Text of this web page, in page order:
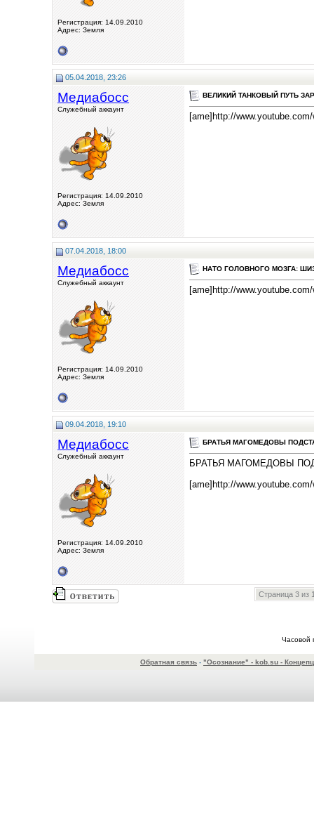
Регистрация: 14.09.2010
Адрес: Земля
05.04.2018, 23:26
Медиабосс
Служебный аккаунт
Регистрация: 14.09.2010
Адрес: Земля
ВЕЛИКИЙ ТАНКОВЫЙ ПУТЬ
[ame]http://
07.04.2018, 18:00
Медиабосс
Служебный аккаунт
Регистрация: 14.09.2010
Адрес: Земля
НАТО ГОЛОВНОГО МОЗГА:
[ame]http://
09.04.2018, 19:10
Медиабосс
Служебный аккаунт
Регистрация: 14.09.2010
Адрес: Земля
БРАТЬЯ МАГОМЕДОВЫ
БРАТЬЯ МАГОМЕДОВЫ
[ame]http://
Страница 3 из
Часовой
Обратная связь - "Осознание" - kob.su -